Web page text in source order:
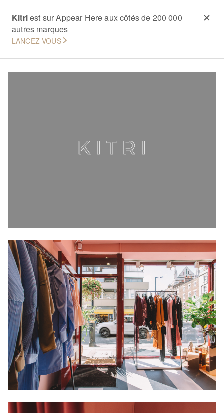
Kitriest sur Appear Here aux côtés de 200 000
autres marques
LANCEZ-VOUS